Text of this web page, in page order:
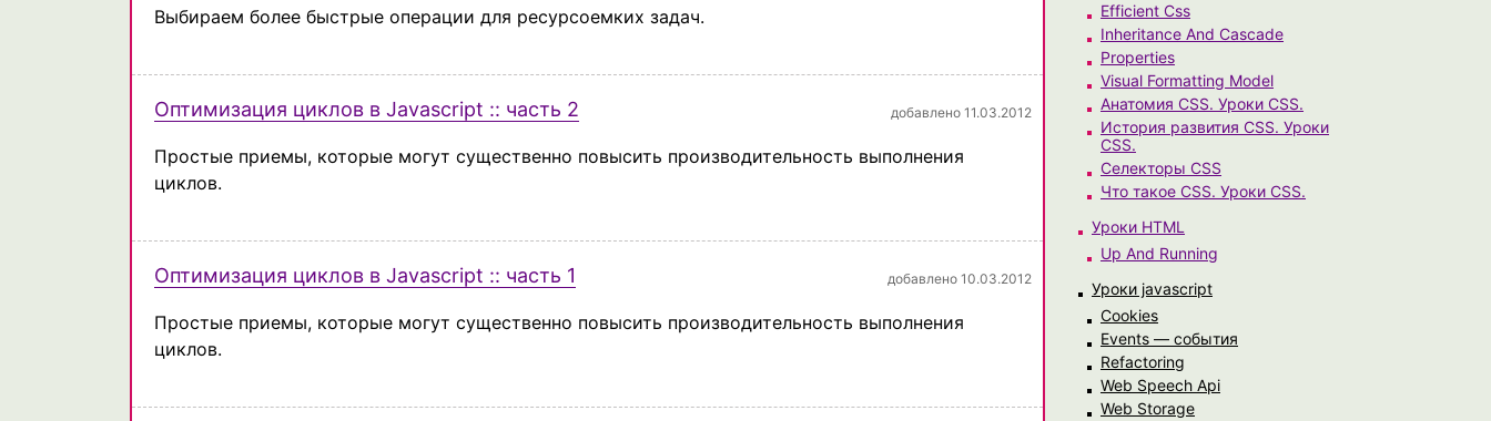
Выбираем более быстрые операции для ресурсоемких задач.
Оптимизация циклов в Javascript :: часть 2 добавлено 11.03.2012
Простые приемы, которые могут существенно повысить производительность выполнения
циклов.
Оптимизация циклов в Javascript :: часть 1 добавлено 10.03.2012
Простые приемы, которые могут существенно повысить производительность выполнения
циклов.
Efficient Css
Inheritance And Cascade
Properties
Visual Formatting Model
Анатомия CSS. Уроки CSS.
История развития CSS. Уроки
CSS.
Селекторы CSS
Что такое CSS. Уроки CSS.
Уроки HTML
Up And Running
Уроки javascript
Cookies
Events — события
Refactoring
Web Speech Api
Web Storage